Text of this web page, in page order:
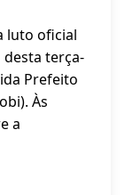
luto oficial
desta terça-
Prefeito
Às
a